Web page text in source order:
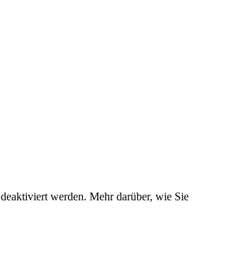
deaktiviert werden. Mehr darüber, wie Sie